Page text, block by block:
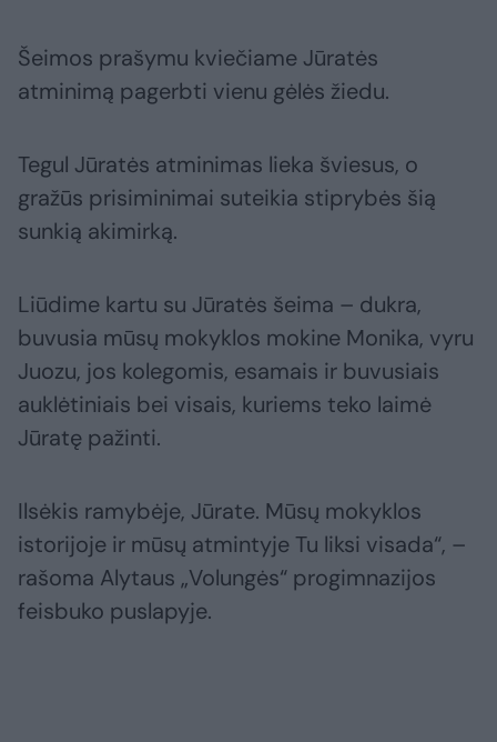
Šeimos prašymu kviečiame Jūratės
atminimą pagerbti vienu gėlės žiedu.
Tegul Jūratės atminimas lieka šviesus, o
gražūs prisiminimai suteikia stiprybės šią
sunkią akimirką.
Liūdime kartu su Jūratės šeima – dukra,
buvusia mūsų mokyklos mokine Monika, vyru
Juozu, jos kolegomis, esamais ir buvusiais
auklėtiniais bei visais, kuriems teko laimė
Jūratę pažinti.
Ilsėkis ramybėje, Jūrate. Mūsų mokyklos
istorijoje ir mūsų atmintyje Tu liksi visada“, –
rašoma Alytaus „Volungės“ progimnazijos
feisbuko puslapyje.